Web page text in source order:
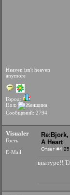
Heaven isn't heaven
anymore
Город:
Пол:
Сообщений: 2794
Visualer
Гость
E-Mail
A Heart
Ответ #4
внатуре!!